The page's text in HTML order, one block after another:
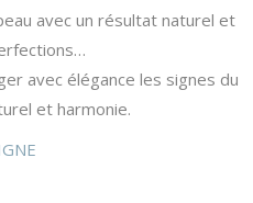
avec un résultat naturel et
avec élégance les signes du
et harmonie.